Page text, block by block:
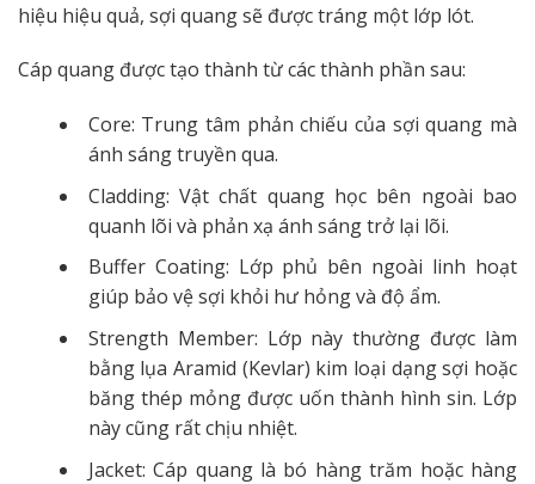
hiệu hiệu quả, sợi quang sẽ được tráng một lớp lót.
Cáp quang được tạo thành từ các thành phần sau:
Core: Trung tâm phản chiếu của sợi quang mà
ánh sáng truyền qua.
Cladding: Vật chất quang học bên ngoài bao
quanh lõi và phản xạ ánh sáng trở lại lõi.
Buffer Coating: Lớp phủ bên ngoài linh hoạt
giúp bảo vệ sợi khỏi hư hỏng và độ ẩm.
Strength Member: Lớp này thường được làm
bằng lụa Aramid (Kevlar) kim loại dạng sợi hoặc
băng thép mỏng được uốn thành hình sin. Lớp
này cũng rất chịu nhiệt.
Jacket: Cáp quang là bó hàng trăm hoặc hàng